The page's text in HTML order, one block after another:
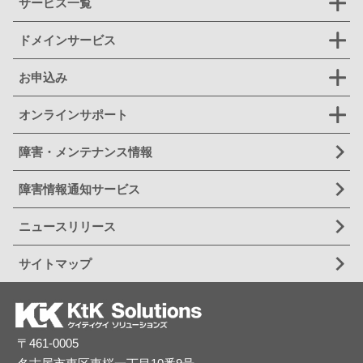
ドメインサービス
お申込み
オンラインサポート
障害・メンテナンス情報
障害情報通知サービス
ニュースリリース
サイトマップ
〒461-0005